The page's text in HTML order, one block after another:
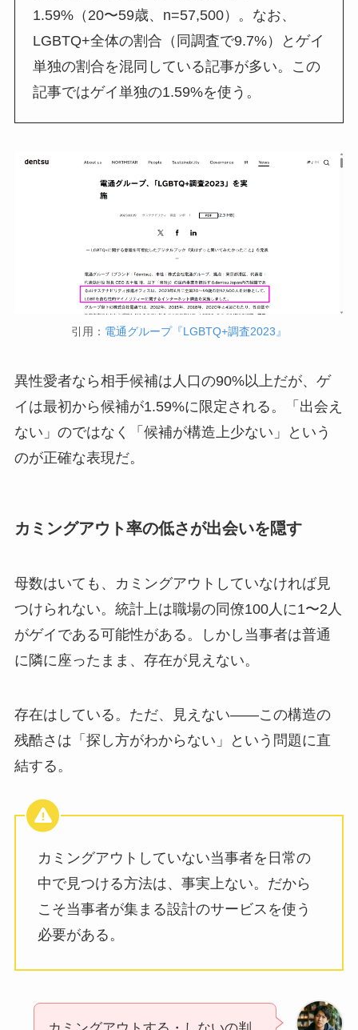
1.59%（20〜59歳、n=57,500）。なお、
LGBTQ+全体の割合（同調査で9.7%）とゲイ
単独の割合を混同している記事が多い。この
記事ではゲイ単独の1.59%を使う。
引用： 電通グループ『LGBTQ+調査2023』
異性愛者なら相手候補は人口の90%以上だが、ゲ
イは最初から候補が1.59%に限定される。「出会え
ない」のではなく「候補が構造上少ない」という
のが正確な表現だ。
カミングアウト率の低さが出会いを隠す
母数はいても、カミングアウトしていなければ見
つけられない。統計上は職場の同僚100人に1〜2人
がゲイである可能性がある。しかし当事者は普通
に隣に座ったまま、存在が見えない。
存在はしている。ただ、見えない——この構造の
残酷さは「探し方がわからない」という問題に直
結する。
カミングアウトしていない当事者を日常の
中で見つける方法は、事実上ない。だから
こそ当事者が集まる設計のサービスを使う
必要がある。